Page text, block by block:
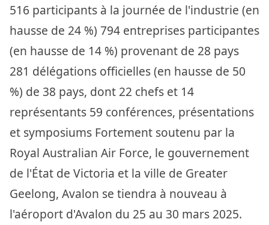
516 participants à la journée de l'industrie (en
hausse de 24 %) 794 entreprises participantes
(en hausse de 14 %) provenant de 28 pays
281 délégations officielles (en hausse de 50
%) de 38 pays, dont 22 chefs et 14
représentants 59 conférences, présentations
et symposiums Fortement soutenu par la
Royal Australian Air Force, le gouvernement
de l'État de Victoria et la ville de Greater
Geelong, Avalon se tiendra à nouveau à
l'aéroport d'Avalon du 25 au 30 mars 2025.